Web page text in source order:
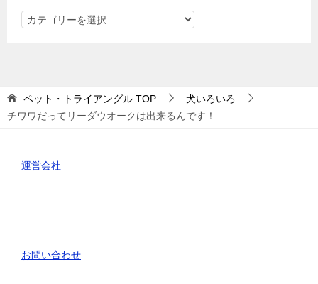
カ
ペット・トライアングル TOP
犬いろいろ
チワワだってリーダウオークは出来るんです！
運営会社
お問い合わせ